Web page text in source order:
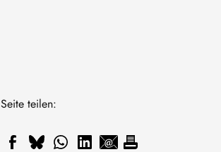
Seite teilen: